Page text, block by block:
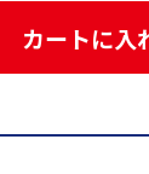
カートに入